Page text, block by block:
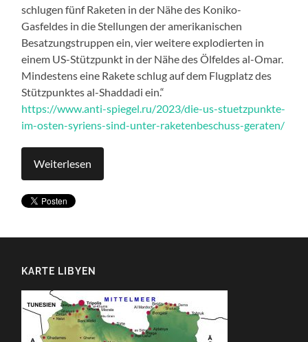
schlugen fünf Raketen in der Nähe des Koniko-
Gasfeldes in die Stellungen der amerikanischen
Besatzungstruppen ein, vier weitere explodierten in
einem US-Stützpunkt in der Nähe des Ölfeldes al-Omar.
Mindestens eine Rakete schlug auf dem Flugplatz des
Stützpunktes al-Shaddadi ein.“
https://www.anti-spiegel.ru/2023/die-us-stuetzpunkte-
im-osten-syriens-sind-unter-raketenbeschuss-geraten/
Weiterlesen
KARTE LIBYEN